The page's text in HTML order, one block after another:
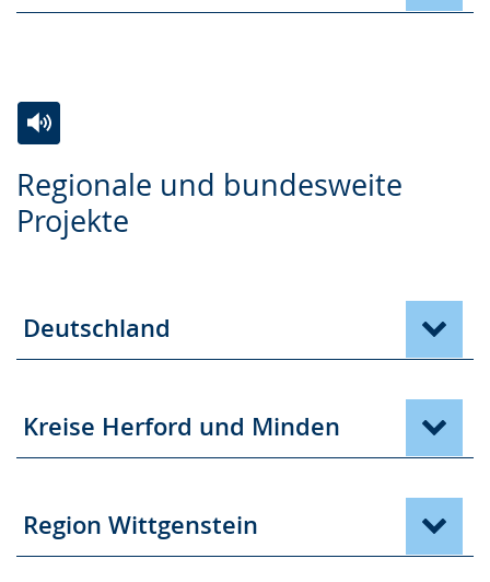
Regionale und bundesweite
Projekte
Leichten
Sprache
Audio-
Unterstützung.
Video
in
wird
Deutschland
Kreise Herford und Minden
Region Wittgenstein